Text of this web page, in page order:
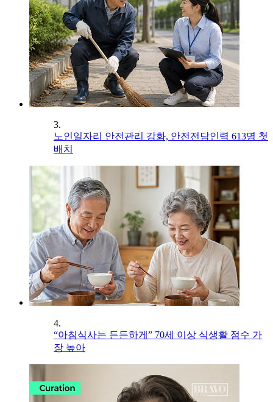
3.
노인일자리 안전관리 강화, 안전전담인력 613명 첫
배치
4.
“아침식사는 든든하게” 70세 이상 식생활 점수 가
장 높아